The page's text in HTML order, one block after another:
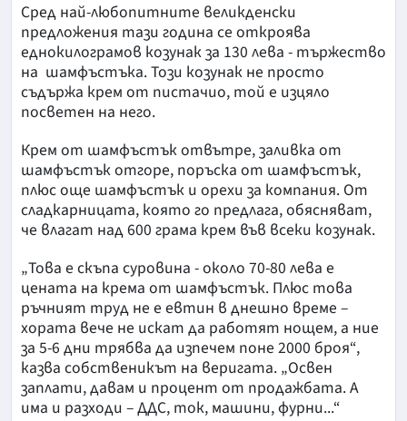
Сред най-любопитните великденски
предложения тази година се откроява
еднокилограмов козунак за 130 лева - тържество
на шамфъстъка. Този козунак не просто
съдържа крем от пистачио, той е изцяло
посветен на него.
Крем от шамфъстък отвътре, заливка от
шамфъстък отгоре, поръска от шамфъстък,
плюс още шамфъстък и орехи за компания. От
сладкарницата, която го предлага, обясняват,
че влагат над 600 грама крем във всеки козунак.
„Това е скъпа суровина - около 70-80 лева е
цената на крема от шамфъстък. Плюс това
ръчният труд не е евтин в днешно време –
хората вече не искат да работят нощем, а ние
за 5-6 дни трябва да изпечем поне 2000 броя“,
казва собственикът на веригата. „Освен
заплати, давам и процент от продажбата. А
има и разходи – ДДС, ток, машини, фурни...“